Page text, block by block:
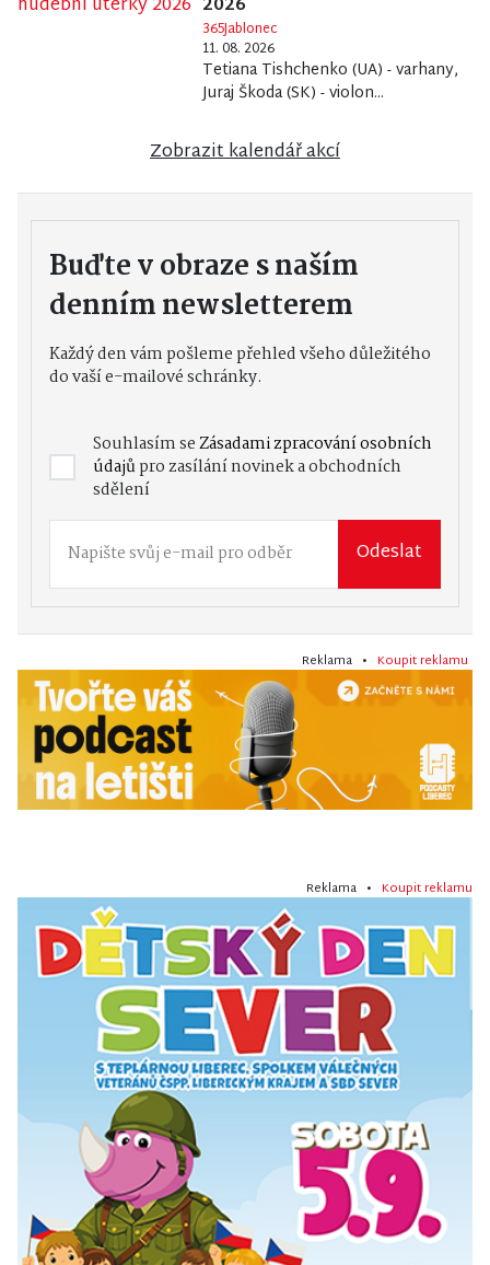
365Jablonec
11. 08. 2026
Tetiana Tishchenko (UA) - varhany,
Juraj Škoda (SK) - violon...
Zobrazit kalendář akcí
Buďte v obraze s naším
denním newsletterem
Každý den vám pošleme přehled všeho důležitého
do vaší e-mailové schránky.
Souhlasím seZásadami zpracování osobních
údajůpro zasílání novinek a obchodních
sdělení
Odeslat
Reklama • Koupit reklamu
Reklama • Koupit reklamu